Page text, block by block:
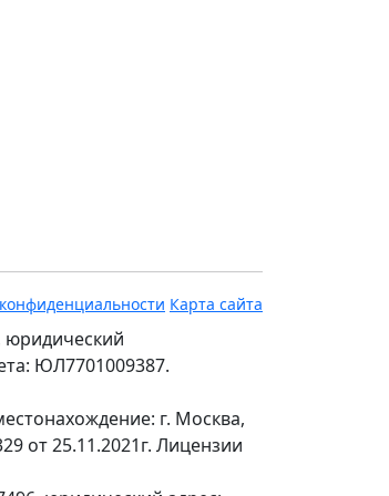
Карта сайта
юридический
ЮЛ7701009387.
г. Москва,
от 25.11.2021г. Лицензии